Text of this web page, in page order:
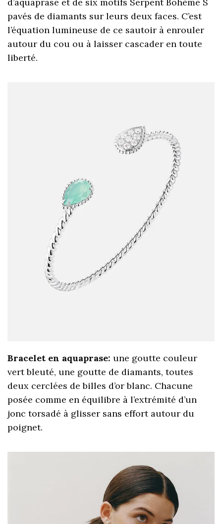
pavés de diamants sur leurs deux faces. C’est
l’équation lumineuse de ce sautoir à enrouler
autour du cou ou à laisser cascader en toute
liberté.
Bracelet en aquaprase:une goutte couleur
vert bleuté, une goutte de diamants, toutes
deux cerclées de billes d’or blanc. Chacune
posée comme en équilibre à l’extrémité d’un
jonc torsadé à glisser sans effort autour du
poignet.